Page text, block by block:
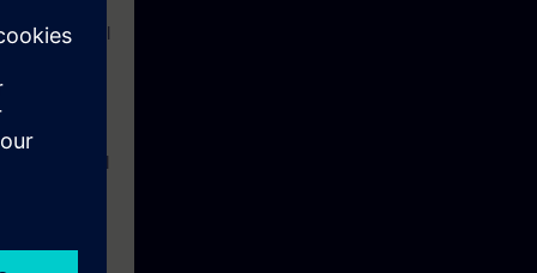
del
en
al